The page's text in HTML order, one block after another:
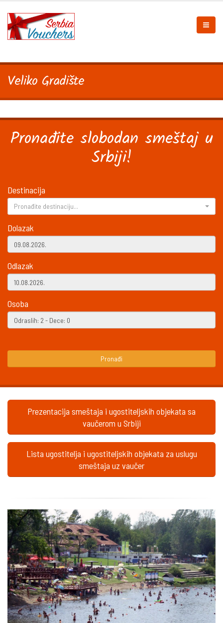
Veliko Gradište
Pronađite slobodan smeštaj u
Srbiji!
Destinacija
Pronađite destinaciju...
Dolazak
Odlazak
Osoba
Pronađi
Prezentacija smeštaja i ugostiteljskih objekata sa
vaučerom u Srbiji
Lista ugostitelja i ugostiteljskih objekata za uslugu
smeštaja uz vaučer